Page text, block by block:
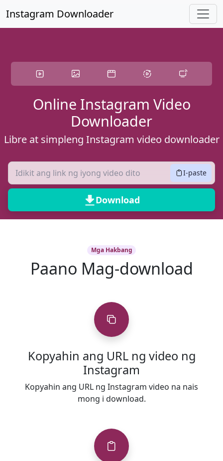
Instagram Downloader
Online Instagram Video
Downloader
Libre at simpleng Instagram video downloader
I-paste
Download
Mga Hakbang
Paano Mag-download
Kopyahin ang URL ng video ng
Instagram
Kopyahin ang URL ng Instagram video na nais
mong i download.